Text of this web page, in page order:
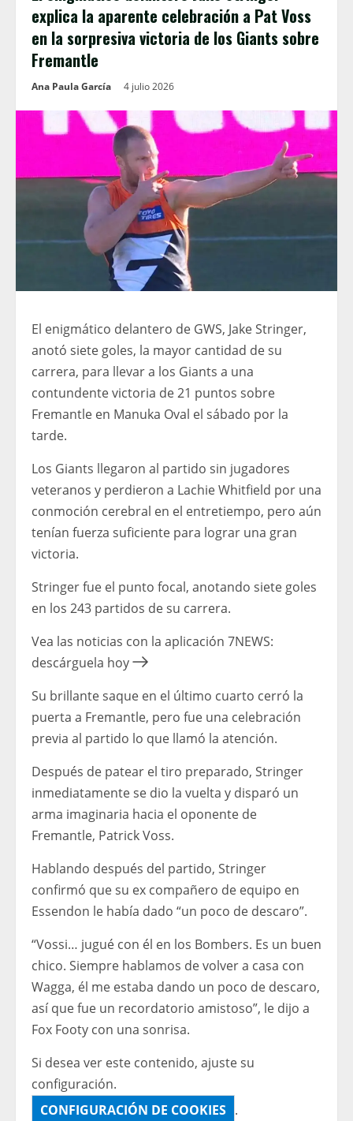
explica la aparente celebración a Pat Voss
en la sorpresiva victoria de los Giants sobre
Fremantle
Ana Paula García 4 julio 2026
El enigmático delantero de GWS, Jake Stringer,
anotó siete goles, la mayor cantidad de su
carrera, para llevar a los Giants a una
contundente victoria de 21 puntos sobre
Fremantle en Manuka Oval el sábado por la
tarde.
Los Giants llegaron al partido sin jugadores
veteranos y perdieron a Lachie Whitfield por una
conmoción cerebral en el entretiempo, pero aún
tenían fuerza suficiente para lograr una gran
victoria.
Stringer fue el punto focal, anotando siete goles
en los 243 partidos de su carrera.
Vea las noticias con la aplicación 7NEWS:
descárguela hoy
Su brillante saque en el último cuarto cerró la
puerta a Fremantle, pero fue una celebración
previa al partido lo que llamó la atención.
Después de patear el tiro preparado, Stringer
inmediatamente se dio la vuelta y disparó un
arma imaginaria hacia el oponente de
Fremantle, Patrick Voss.
Hablando después del partido, Stringer
confirmó que su ex compañero de equipo en
Essendon le había dado “un poco de descaro”.
“Vossi… jugué con él en los Bombers. Es un buen
chico. Siempre hablamos de volver a casa con
Wagga, él me estaba dando un poco de descaro,
así que fue un recordatorio amistoso”, le dijo a
Fox Footy con una sonrisa.
Si desea ver este contenido, ajuste su
configuración.
CONFIGURACIÓN DE COOKIES .